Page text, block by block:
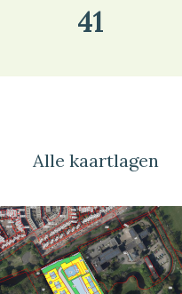
41
Alle kaartlagen